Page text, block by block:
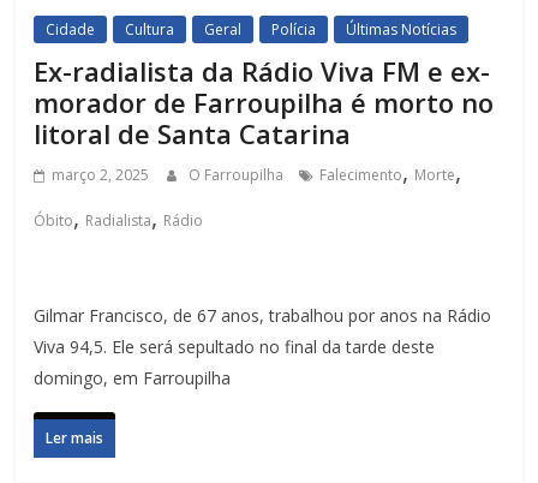
Cidade Cultura Geral Polícia Últimas Notícias
Ex-radialista da Rádio Viva FM e ex-
morador de Farroupilha é morto no
litoral de Santa Catarina
março 2, 2025 O Farroupilha Falecimento, Morte,
Óbito, Radialista, Rádio
Gilmar Francisco, de 67 anos, trabalhou por anos na Rádio
Viva 94,5. Ele será sepultado no final da tarde deste
domingo, em Farroupilha
Ler mais